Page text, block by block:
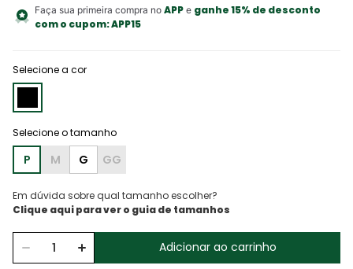
Faça sua primeira compra no APPe ganhe 15% de desconto
com o cupom:APP15
Selecione a cor
P M G GG
Em dúvida sobre qual tamanho escolher?
Adicionar ao carrinho